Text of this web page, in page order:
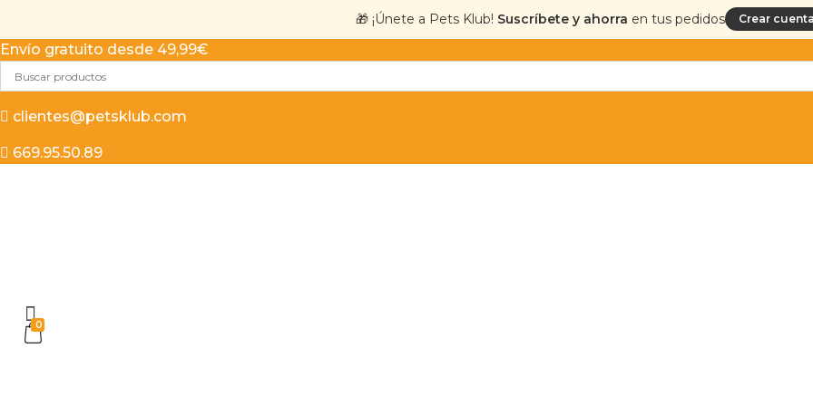
🎁 ¡Únete a Pets Klub! Suscríbete y ahorra en tus pedidos Crear
Envío gratuito desde 49,99€
clientes@petsklub.com
669.95.50.89
0